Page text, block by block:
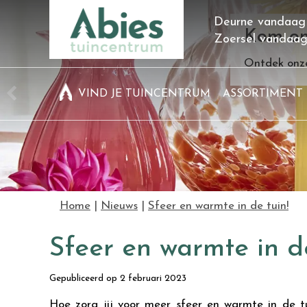
Kom
Ontdek
Home Nieuws Sfeer en warmte in de tuin!
Deurne
Zoersel
VIND JE TUINCENTRUM ASSORTIMENT
Sfeer en warmte in
Gepubliceerd op 2 februari 2023
Hoe zorg jij voor meer sfeer en warmte in de